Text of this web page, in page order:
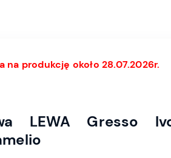
produkcję około 28.07.2026r.
LEWA Gresso